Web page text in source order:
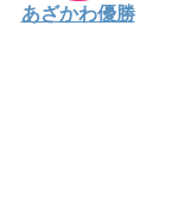
あざかわ優勝